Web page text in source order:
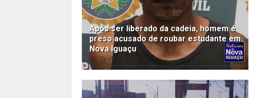
Após ser liberado da cadeia, homem é
preso acusado de roubar estudante em
Nova Iguaçu